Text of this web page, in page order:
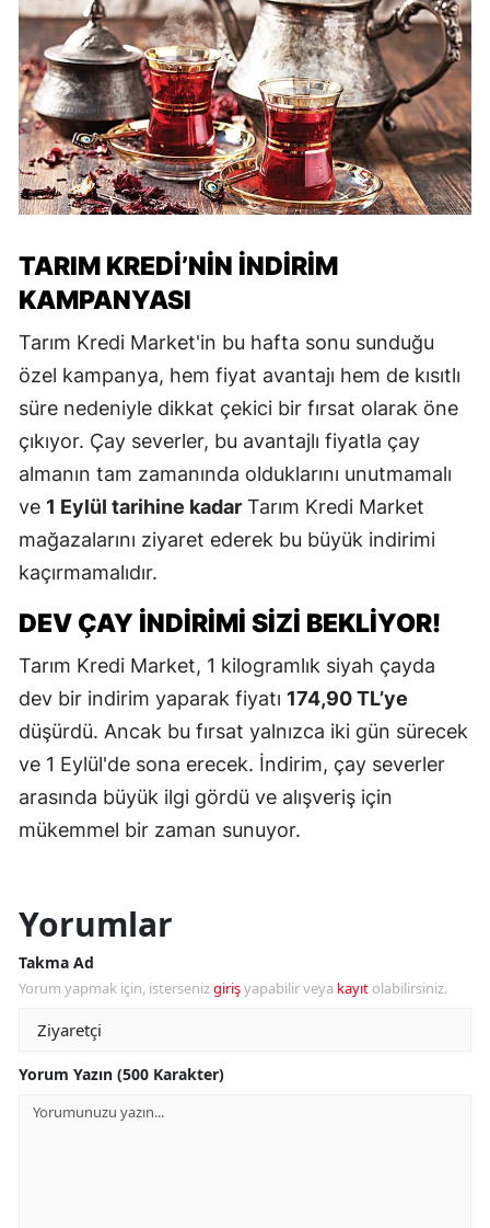
TARIM KREDI’NIN İNDIRIM
KAMPANYASI
Tarım Kredi Market'in bu hafta sonu sunduğu
özel kampanya, hem fiyat avantajı hem de kısıtlı
süre nedeniyle dikkat çekici bir fırsat olarak öne
çıkıyor. Çay severler, bu avantajlı fiyatla çay
almanın tam zamanında olduklarını unutmamalı
ve 1 Eylül tarihine kadar Tarım Kredi Market
mağazalarını ziyaret ederek bu büyük indirimi
kaçırmamalıdır.
DEV ÇAY İNDIRIMI SIZI BEKLIYOR!
Tarım Kredi Market, 1 kilogramlık siyah çayda
dev bir indirim yaparak fiyatı 174,90 TL’ye
düşürdü. Ancak bu fırsat yalnızca iki gün sürecek
ve 1 Eylül'de sona erecek. İndirim, çay severler
arasında büyük ilgi gördü ve alışveriş için
mükemmel bir zaman sunuyor.
Yorumlar
Takma Ad
Yorum yapmak için, istersenizgirişyapabilir veya kayıt olabilirsiniz.
Yorum Yazın (500 Karakter)